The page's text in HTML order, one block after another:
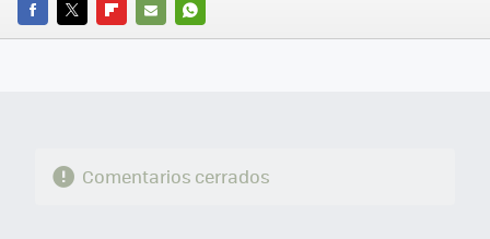
FACEBOOK
TWITTERFLIPBOARD
E-
WHATSAPP
Comentarios cerrados